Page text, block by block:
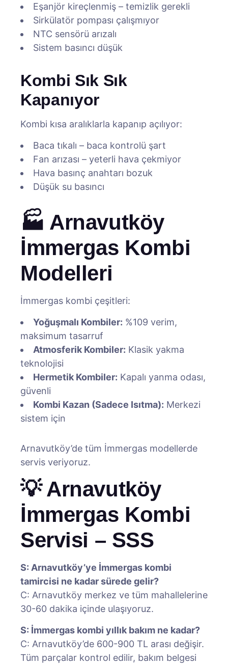
Eşanjör kireçlenmiş – temizlik gerekli
Sirkülatör pompası çalışmıyor
NTC sensörü arızalı
Sistem basıncı düşük
Kombi Sık Sık
Kapanıyor
Kombi kısa aralıklarla kapanıp açılıyor:
Baca tıkalı – baca kontrolü şart
Fan arızası – yeterli hava çekmiyor
Hava basınç anahtarı bozuk
Düşük su basıncı
🏭 Arnavutköy
İmmergas Kombi
Modelleri
İmmergas kombi çeşitleri:
Yoğuşmalı Kombiler: %109 verim,
maksimum tasarruf
Atmosferik Kombiler: Klasik yakma
teknolojisi
Hermetik Kombiler: Kapalı yanma odası,
güvenli
Kombi Kazan (Sadece Isıtma): Merkezi
sistem için
Arnavutköy’de tüm İmmergas modellerde
servis veriyoruz.
💡 Arnavutköy
İmmergas Kombi
Servisi – SSS
S: Arnavutköy’ye İmmergas kombi
tamircisi ne kadar sürede gelir?
C: Arnavutköy merkez ve tüm mahallelerine
30-60 dakika içinde ulaşıyoruz.
S: İmmergas kombi yıllık bakım ne kadar?
C: Arnavutköy’de 600-900 TL arası değişir.
Tüm parçalar kontrol edilir, bakım belgesi